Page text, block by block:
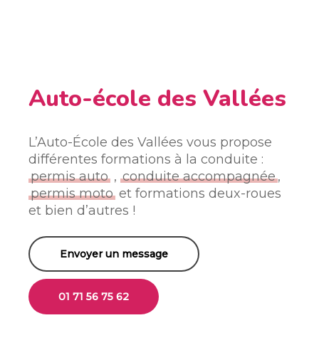
Auto-école des Vallées
L’Auto-École des Vallées vous propose
différentes formations à la conduite :
permis auto ,conduite accompagnée,
permis moto etformations deux-roues
et bien d’autres !
Envoyer un message
01 71 56 75 62